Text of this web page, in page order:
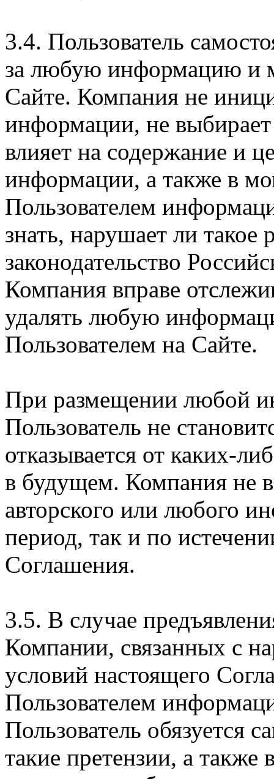
3.4. Пользователь
за любую информацию и
Сайте. Компания не
информации, не
влияет на содержание и
информации, а также в
Пользователем
знать, нарушает ли
законодательство
Компания вправе
удалять любую
Пользователем на Сайте.
При размещении любой
Пользователь не
отказывается от каких-
в будущем. Компания не
авторского или любого
период, так и по
Соглашения.
3.5. В случае
Компании, связанных с
условий настоящего
Пользователем
Пользователь обязуется
такие претензии, а также